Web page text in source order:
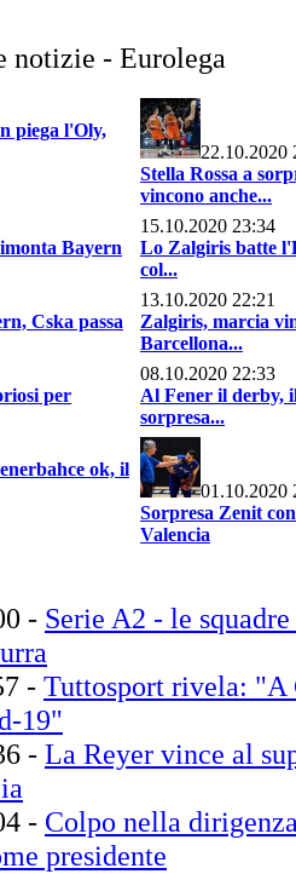
notizie - Eurolega
piega l'Oly,
22.10.2020
Stella Rossa a
vincono anche...
Bayern
15.10.2020 23:34
Lo Zalgiris batte
col...
Cska passa
13.10.2020 22:21
Zalgiris, marcia
Barcellona...
per
08.10.2020 22:33
Al Fener il derby,
sorpresa...
ok, il
01.10.2020
Sorpresa Zenit
Valencia
- Serie A2 - le
- Tuttosport rivela: "A
19"
- La Reyer vince al
- Colpo nella
presidente